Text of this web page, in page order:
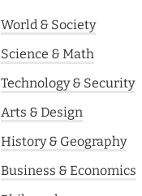
World & Society
Science & Math
Technology & Security
Arts & Design
History & Geography
Business & Economics